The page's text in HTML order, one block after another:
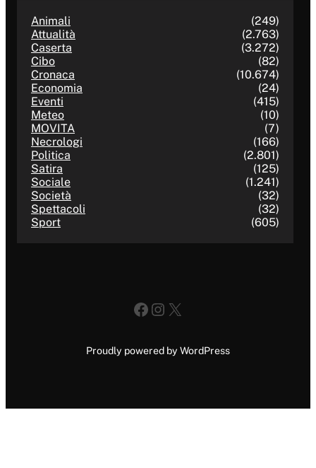
Animali
(249)
Attualità
(2.763)
Caserta
(3.272)
Cibo
(82)
Cronaca
(10.674)
Economia
(24)
Eventi
(415)
Meteo
(10)
MOVITA
(7)
Necrologi
(166)
Politica
(2.801)
Satira
(125)
Sociale
(1.241)
Società
(32)
Spettacoli
(32)
Sport
(605)
Facebook
Instagram
X
Proudly powered by WordPress